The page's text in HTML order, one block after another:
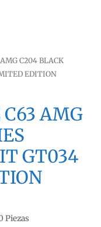
C204 BLACK
EDITION
C63 AMG
GT034
Piezas